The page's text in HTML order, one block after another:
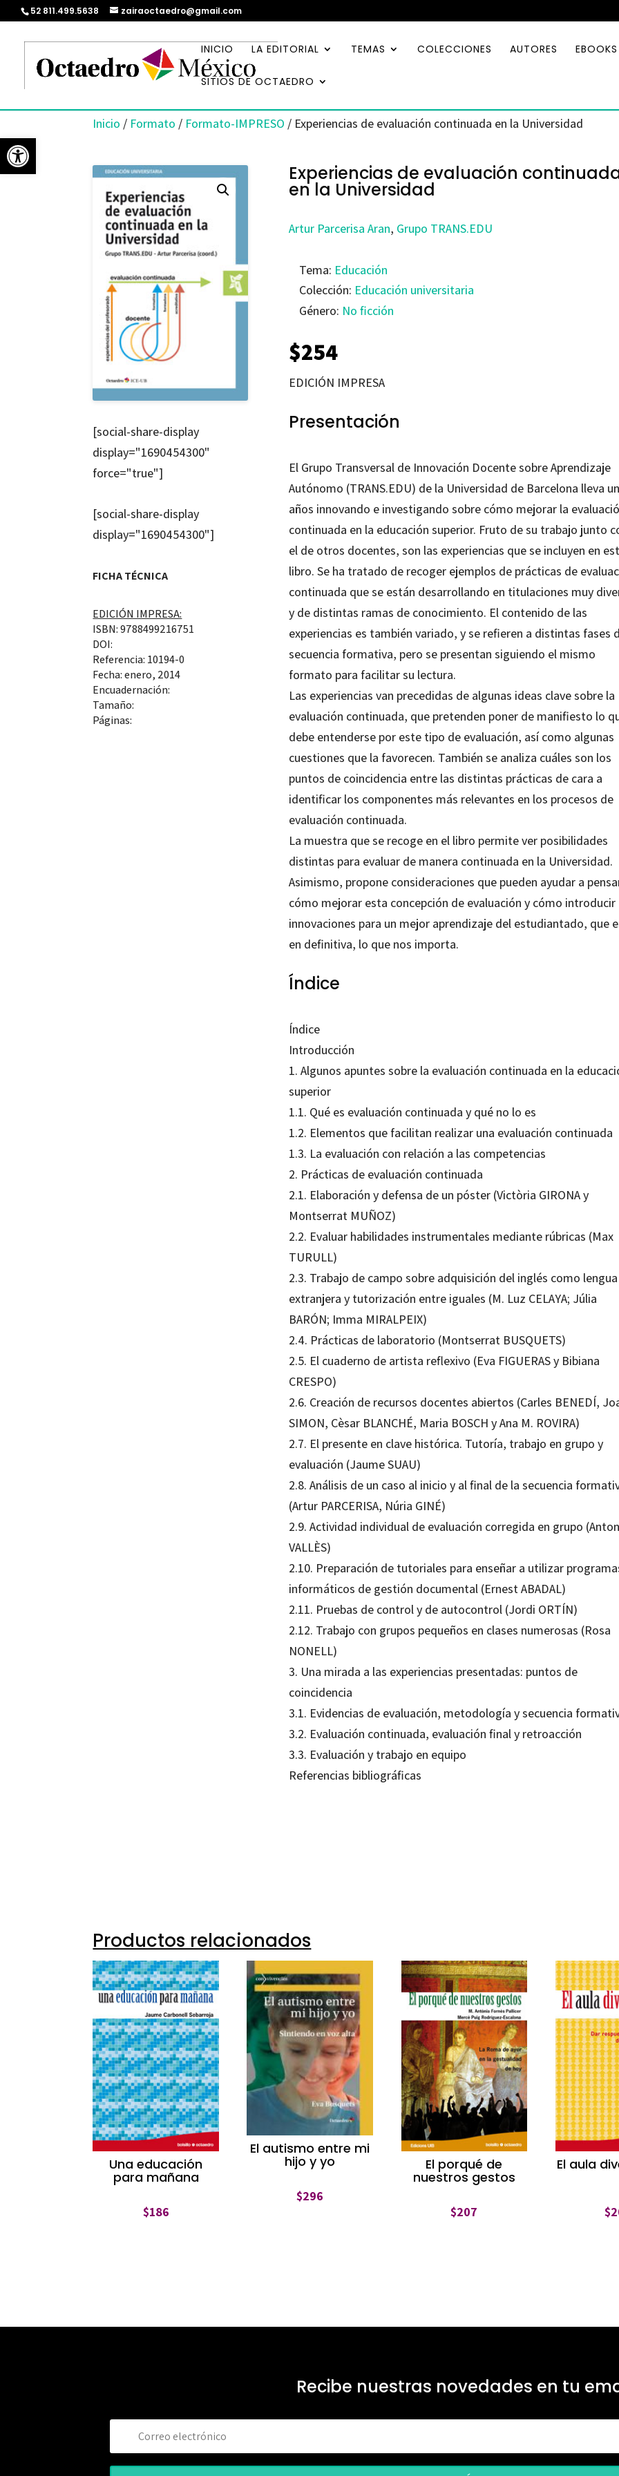
Abrir barra de herramientas
52 811.499.5638 zairaoctaedro@gmail.com
INICIO LA EDITORIAL TEMAS COLECCIONES AUTORES EBOOKS
SITIOS DE OCTAEDRO
Inicio / Formato / Formato-IMPRESO / Experiencias de evaluación continuada en la Universidad
[social-share-display
display="1690454300"
force="true"]
[social-share-display
display="1690454300"]
FICHA TÉCNICA
EDICIÓN IMPRESA:
ISBN: 9788499216751
DOI:
Referencia: 10194-0
Fecha: enero, 2014
Encuadernación:
Tamaño:
Páginas:
Experiencias de evaluación
en la Universidad
Artur Parcerisa Aran, Grupo TRANS.EDU
Tema: Educación
Colección: Educación universitaria
Género: No ficción
$254
EDICIÓN IMPRESA
Presentación
El Grupo Transversal de Innovación Docente sobre Aprendizaje
Autónomo (TRANS.EDU) de la Universidad de Barcelona lleva
años innovando e investigando sobre cómo mejorar la
continuada en la educación superior. Fruto de su trabajo junto
el de otros docentes, son las experiencias que se incluyen en
libro. Se ha tratado de recoger ejemplos de prácticas de
continuada que se están desarrollando en titulaciones muy
y de distintas ramas de conocimiento. El contenido de las
experiencias es también variado, y se refieren a distintas fases
secuencia formativa, pero se presentan siguiendo el mismo
formato para facilitar su lectura.
Las experiencias van precedidas de algunas ideas clave sobre la
evaluación continuada, que pretenden poner de manifiesto lo
debe entenderse por este tipo de evaluación, así como algunas
cuestiones que la favorecen. También se analiza cuáles son los
puntos de coincidencia entre las distintas prácticas de cara a
identificar los componentes más relevantes en los procesos de
evaluación continuada.
La muestra que se recoge en el libro permite ver posibilidades
distintas para evaluar de manera continuada en la Universidad.
Asimismo, propone consideraciones que pueden ayudar a
cómo mejorar esta concepción de evaluación y cómo introducir
innovaciones para un mejor aprendizaje del estudiantado, que
en definitiva, lo que nos importa.
Índice
Índice
Introducción
1. Algunos apuntes sobre la evaluación continuada en la
superior
1.1. Qué es evaluación continuada y qué no lo es
1.2. Elementos que facilitan realizar una evaluación continuada
1.3. La evaluación con relación a las competencias
2. Prácticas de evaluación continuada
2.1. Elaboración y defensa de un póster (Victòria GIRONA y
Montserrat MUÑOZ)
2.2. Evaluar habilidades instrumentales mediante rúbricas (Max
TURULL)
2.3. Trabajo de campo sobre adquisición del inglés como lengua
extranjera y tutorización entre iguales (M. Luz CELAYA; Júlia
BARÓN; Imma MIRALPEIX)
2.4. Prácticas de laboratorio (Montserrat BUSQUETS)
2.5. El cuaderno de artista reflexivo (Eva FIGUERAS y Bibiana
CRESPO)
2.6. Creación de recursos docentes abiertos (Carles BENEDÍ,
SIMON, Cèsar BLANCHÉ, Maria BOSCH y Ana M. ROVIRA)
2.7. El presente en clave histórica. Tutoría, trabajo en grupo y
evaluación (Jaume SUAU)
2.8. Análisis de un caso al inicio y al final de la secuencia
(Artur PARCERISA, Núria GINÉ)
2.9. Actividad individual de evaluación corregida en grupo
VALLÈS)
2.10. Preparación de tutoriales para enseñar a utilizar
informáticos de gestión documental (Ernest ABADAL)
2.11. Pruebas de control y de autocontrol (Jordi ORTÍN)
2.12. Trabajo con grupos pequeños en clases numerosas (Rosa
NONELL)
3. Una mirada a las experiencias presentadas: puntos de
coincidencia
3.1. Evidencias de evaluación, metodología y secuencia
3.2. Evaluación continuada, evaluación final y retroacción
3.3. Evaluación y trabajo en equipo
Referencias bibliográficas
Productos relacionados
Una educación
para mañana
$186
El autismo entre mi
hijo y yo
$296
El porqué de
nuestros gestos
$207
El aula
$
Recibe nuestras novedades en tu